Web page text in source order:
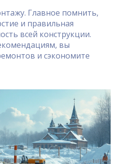
Главное помнить,
и правильная
всей конструкции.
вы
и сэкономите